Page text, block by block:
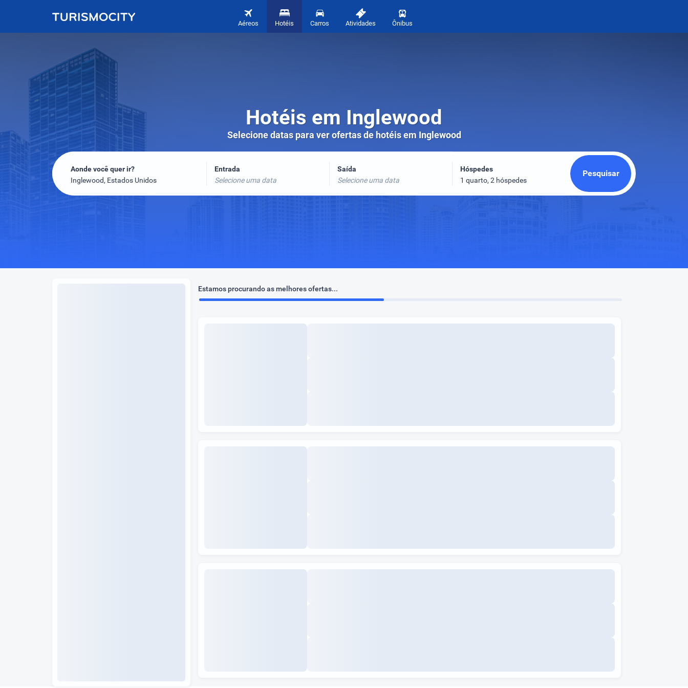
Aéreos Hotéis Carros Atividades Ônibus
Hotéis em Inglewood
Selecione datas para ver ofertas de hotéis em Inglewood
Aonde você quer ir?
Inglewood, Estados Unidos
Entrada
Selecione uma data
Saída
Selecione uma data
Hóspedes Pesquisar
Estamos procurando as melhores ofertas...